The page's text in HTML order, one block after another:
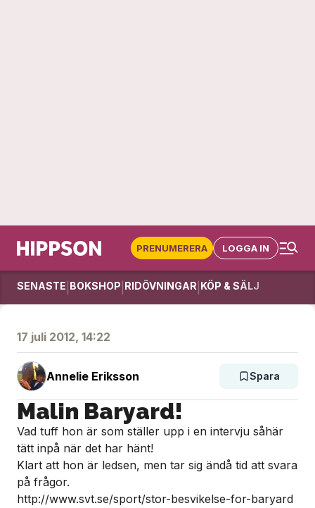
PRENUMERERA LOGGA IN
SENASTE BOKSHOP RIDÖVNINGAR KÖP & SÄLJ
17 juli 2012, 14:22
Annelie Eriksson Spara
Malin Baryard!
Vad tuff hon är som ställer upp i en intervju såhär
tätt inpå när det har hänt!
Klart att hon är ledsen, men tar sig ändå tid att svara
på frågor.
http://www.svt.se/sport/stor-besvikelse-for-baryard